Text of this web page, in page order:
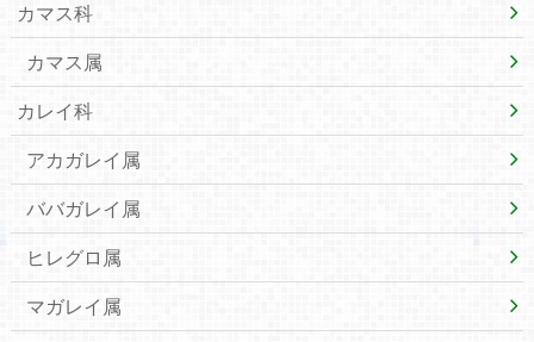
カマス科
カマス属
カレイ科
アカガレイ属
ババガレイ属
ヒレグロ属
マガレイ属